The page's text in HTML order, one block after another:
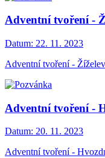
Adventní tvoření -
Datum: 22. 11. 2023
Adventní tvoření -
Adventní tvoření -
Datum: 20. 11. 2023
Adventní tvoření -